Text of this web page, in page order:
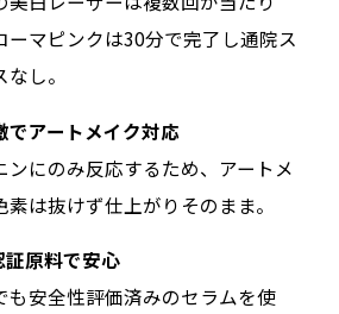
ーマピンクは30分で完了し通院ス
なし。
でアートメイク対応
ンにのみ反応するため、アートメ
素は抜けず仕上がりそのまま。
証原料で安心
も安全性評価済みのセラムを使